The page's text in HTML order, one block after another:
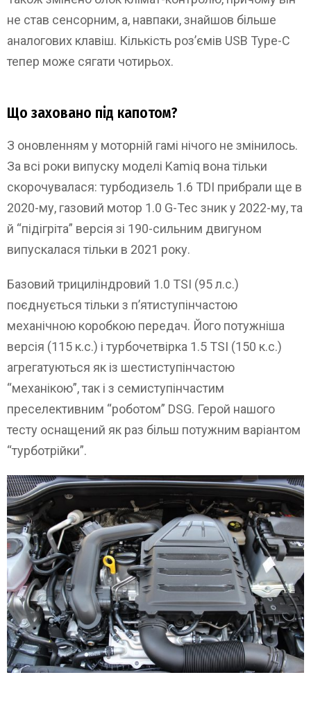
не став сенсорним, а, навпаки, знайшов більше
аналогових клавіш. Кількість роз’ємів USB Type-C
тепер може сягати чотирьох.
Що заховано під капотом?
З оновленням у моторній гамі нічого не змінилось.
За всі роки випуску моделі Kamiq вона тільки
скорочувалася: турбодизель 1.6 TDI прибрали ще в
2020-му, газовий мотор 1.0 G-Tec зник у 2022-му, та
й “підігріта” версія зі 190-сильним двигуном
випускалася тільки в 2021 року.
Базовий трициліндровий 1.0 TSI (95 л.с.)
поєднується тільки з п’ятиступінчастою
механічною коробкою передач. Його потужніша
версія (115 к.с.) і турбочетвірка 1.5 TSI (150 к.с.)
агрегатуються як із шестиступінчастою
“механікою”, так і з семиступінчастим
преселективним “роботом” DSG. Герой нашого
тесту оснащений як раз більш потужним варіантом
“турботрійки”.